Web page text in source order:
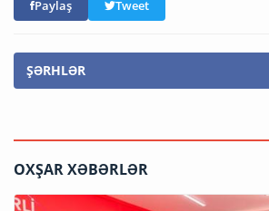
Paylaş Tweet
ŞƏRHLƏR
OXŞAR XƏBƏRLƏR